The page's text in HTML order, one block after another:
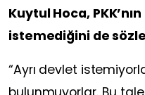
Kuytul Hoca,
istemediğini de
“Ayrı devlet